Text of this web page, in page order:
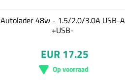
Autolader 48w - 1.5/2.0/3.0A USB-A
+USB-
EUR 17.25
Op voorraad